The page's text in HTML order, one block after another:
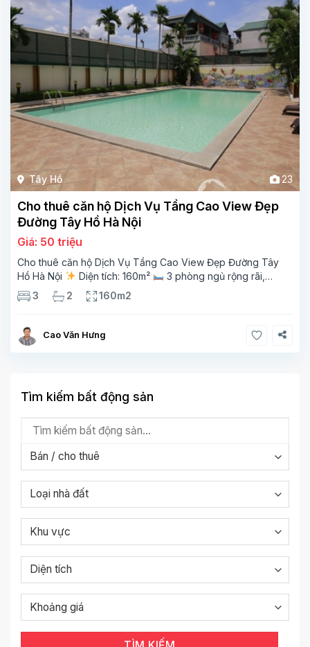
Tây Hồ 23
Cho thuê căn hộ Dịch Vụ Tầng Cao View Đẹp
Đường Tây Hồ Hà Nội
Giá: 50 triệu
Cho thuê căn hộ Dịch Vụ Tầng Cao View Đẹp Đường Tây
Hồ Hà Nội
Diện tích: 160m²
3 phòng ngủ rộng rãi,
thoáng sáng
2 phòng tắm tiện nghi
khách hiện đại, ban công thoáng mát
3 2 160m2
Cao Văn Hưng
Tìm kiếm bất động sản